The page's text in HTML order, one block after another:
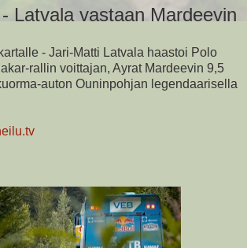
Latvala vastaan Mardeevin
- Jari-Matti Latvala haastoi Polo
rallin voittajan, Ayrat Mardeevin 9,5
auton Ouninpohjan legendaarisella